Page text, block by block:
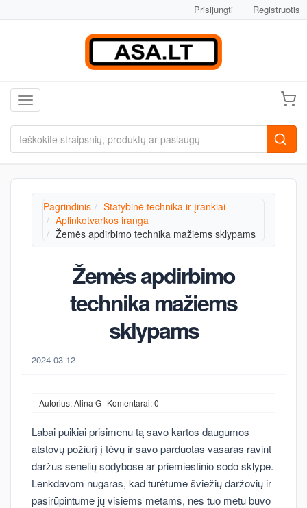
Prisijungti Registruotis
Toggle navigation
Pagrindinis
Statybinė technika ir įrankiai
Aplinkotvarkos iranga
Žemės apdirbimo technika mažiems sklypams
Žemės apdirbimo
technika mažiems
sklypams
2024-03-12
Autorius: Alina G Komentarai: 0
Labai puikiai prisimenu tą savo kartos daugumos
atstovų požiūrį į tėvų ir savo parduotas vasaras ravint
daržus senelių sodybose ar priemiestinio sodo sklype.
Lenkdavom nugaras, kad turėtume šviežių daržovių ir
pasirūpintume jų visiems metams, nes tuo metu buvo